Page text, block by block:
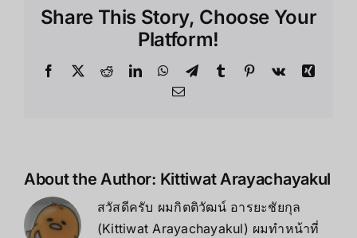
eGPU
สาย
Share This Story, Choose Your
Platform!
Facebook
X RedditLinkedInWhatsApp
TelegramTumblr Pinterest
Vk
Xing
Email
About the Author: Kittiwat Arayachayakul
สวัสดีครับ ผมกิตติวัฒน์ อารยะชัยกุล
(Kittiwat Arayachayakul) ผมทำหน้าที่